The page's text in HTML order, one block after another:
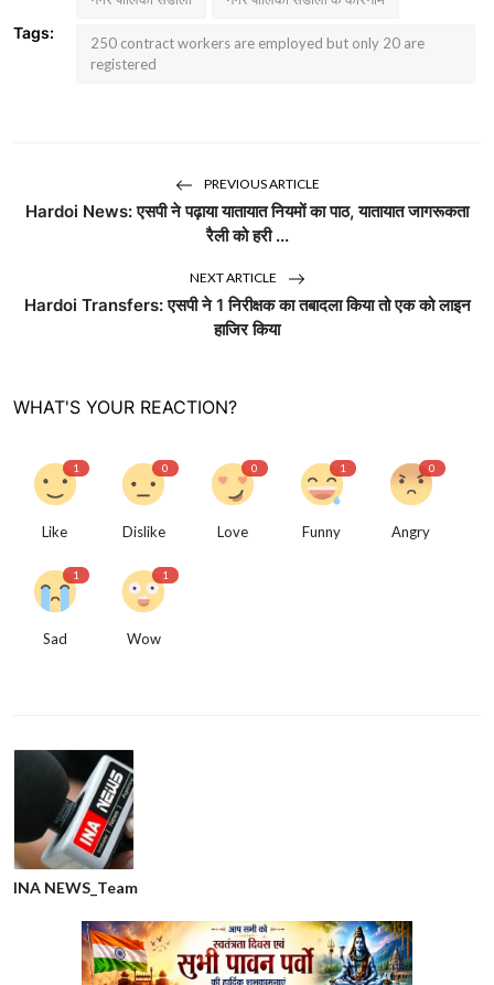
Tags:
250 contract workers are employed but only 20 are
registered
PREVIOUS ARTICLE
Hardoi News: एसपी ने पढ़ाया यातायात नियमों का पाठ, यातायात जागरूकता
रैली को हरी ...
NEXT ARTICLE
Hardoi Transfers: एसपी ने 1 निरीक्षक का तबादला किया तो एक को लाइन
हाजिर किया
WHAT'S YOUR REACTION?
1
Like
0
Dislike
0
Love
1
Funny
0
Angry
1
Sad
1
Wow
INA NEWS_Team